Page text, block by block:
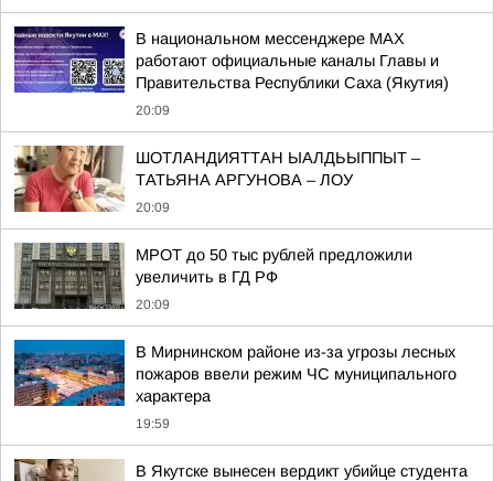
В национальном мессенджере MAX
работают официальные каналы Главы и
Правительства Республики Саха (Якутия)
20:09
ШОТЛАНДИЯТТАН ЫАЛДЬЫППЫТ –
ТАТЬЯНА АРГУНОВА – ЛОУ
20:09
МРОТ до 50 тыс рублей предложили
увеличить в ГД РФ
20:09
В Мирнинском районе из-за угрозы лесных
пожаров ввели режим ЧС муниципального
характера
19:59
В Якутске вынесен вердикт убийце студента